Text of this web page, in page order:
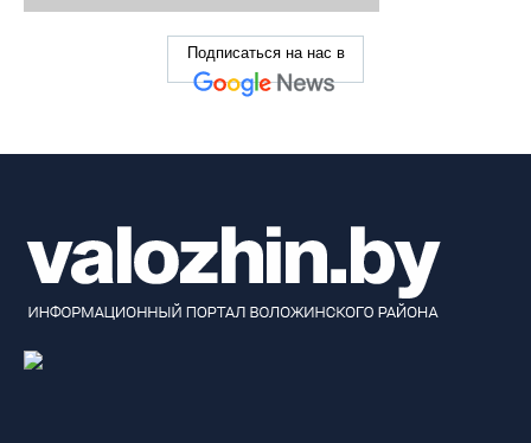
Подписаться на нас в